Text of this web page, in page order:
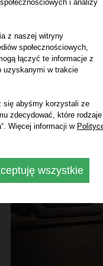
i analizy
z naszej witryny
społecznościowych,
łączyć te informacje z
uzyskanymi w trakcie
się abyśmy korzystali ze
zdecydować, które rodzaje
Więcej informacji w
wszystkie